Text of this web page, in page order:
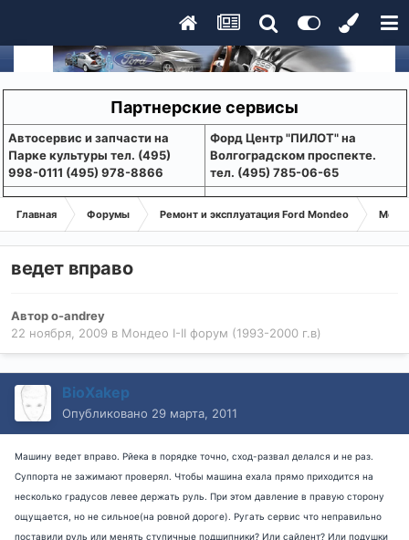
Партнерские сервисы
Aвтосервис и запчасти на
Парке культуры тел. (495)
998-0111 (495) 978-8866
Форд Центр "ПИЛОТ" на
Волгоградском проспекте.
тел. (495) 785-06-65
Главная Форумы Ремонт и эксплуатация Ford Mondeo
ведет вправо
Авторo-andrey
22 ноября, 2009 в Мондео I-II форум (1993-2000 г.в)
BioXakep
Опубликовано 29 марта, 2011
Машину ведет вправо. Рйека в порядке точно, сход-развал делался и не раз.
Суппорта не зажимают проверял. Чтобы машина ехала прямо приходится на
несколько градусов левее держать руль. При этом давление в правую сторону
ощущается, но не сильное(на ровной дороге). Ругать сервис что неправильно
поставили руль или менять ступичные подшипники? Или сайлент? Или подушки